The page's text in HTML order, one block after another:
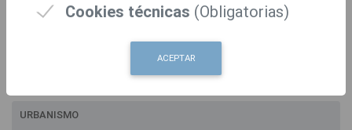
URBANISMO
Cookies técnicas (Obligatorias)
ACEPTAR